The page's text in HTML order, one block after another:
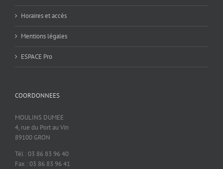
Horaires et accès
Mentions légales
ESPACE Pro
COORDONNEES
MOULINS DUMEE
4, rue du Port au Vin
89100 GRON
Tél : 03 86 83 96 40
Fax : 03 86 83 96 41